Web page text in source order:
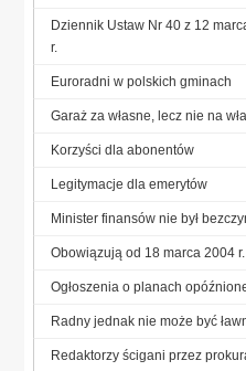
Dziennik Ustaw Nr 40 z 12
r.
Euroradni w polskich gminach
Garaż za własne, lecz nie na
Korzyści dla abonentów
Legitymacje dla emerytów
Minister finansów nie był
Obowiązują od 18 marca 2004 r.
Ogłoszenia o planach
Radny jednak nie może być
Redaktorzy ścigani przez